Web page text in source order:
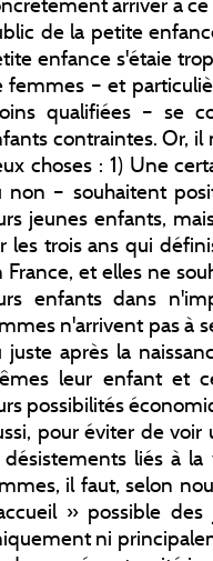
de la petite
enfance s'étaie
femmes – et
qualifiées – se
contraintes. Or,
choses : 1) Une
non – souhaitent
jeunes enfants,
les trois ans qui
France, et elles ne
enfants dans
n'arrivent pas à
juste après la
leur enfant et
possibilités
pour éviter de
liés à
il faut, selon
» possible
ni